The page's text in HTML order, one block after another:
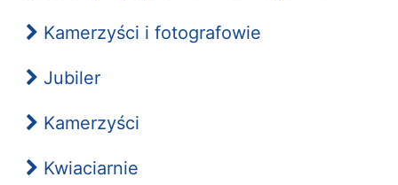
Kamerzyści i fotografowie
Jubiler
Kamerzyści
Kwiaciarnie